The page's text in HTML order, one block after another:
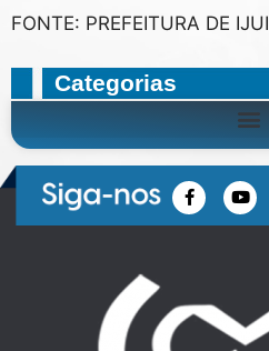
FONTE: PREFEITURA DE IJUI
Categorias